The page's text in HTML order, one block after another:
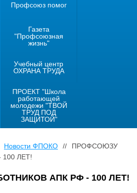
Профсоюз помог
Газета
"Профсоюзная
жизнь"
Учебный центр
ОХРАНА ТРУДА
ПРОЕКТ "Школа
работающей
молодежи "ТВОЙ
ТРУД ПОД
ЗАЩИТОЙ"
Новости ФПОКО //
ПРОФСОЮЗУ
ЛЕТ!
АПК РФ - 100 ЛЕТ!